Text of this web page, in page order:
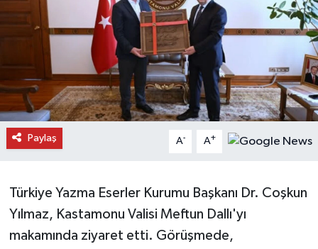
Paylaş A- A+
Türkiye Yazma Eserler Kurumu Başkanı Dr. Coşkun
Yılmaz, Kastamonu Valisi Meftun Dallı'yı
makamında ziyaret etti. Görüşmede,
İhsangazi Haberleri
İnebolu Haberleri
Küre Haberleri
Merkez Haberleri
Şenpazar Haberleri
Seydiler Haberleri